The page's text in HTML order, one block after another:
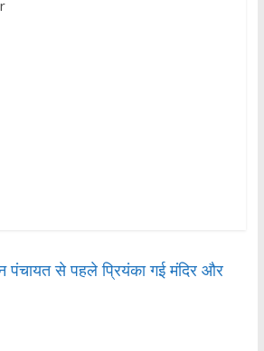
पंचायत से पहले प्रियंका गई मंदिर और